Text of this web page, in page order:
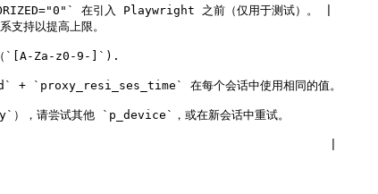
在引入 Playwright 之前（仅用于测试）。 |
以提高上限。
（`[A-Za-z0-9-]`).
在每个会话中使用相同的值。
其他 `p_device`，或在新会话中重试。
KYC。                                               |